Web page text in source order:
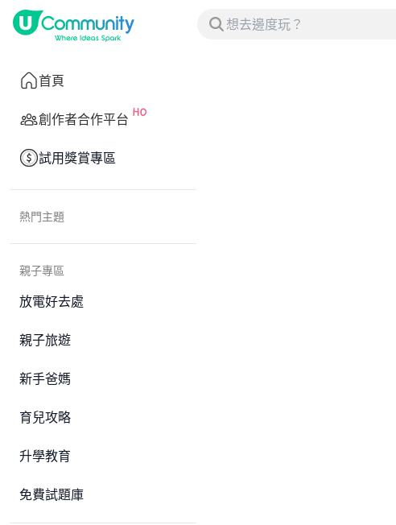
首頁
創作者合作平台
試用獎賞專區
熱門主題
親子專區
放電好去處
親子旅遊
新手爸媽
育兒攻略
升學教育
免費試題庫